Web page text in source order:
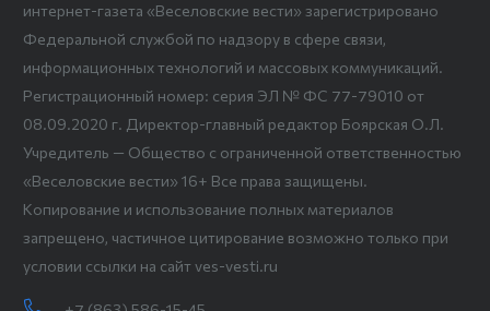
интернет-газета «Веселовские вести» зарегистрировано
Федеральной службой по надзору в сфере связи,
информационных технологий и массовых коммуникаций.
Регистрационный номер: серия ЭЛ № ФС 77-79010 от
08.09.2020 г. Директор-главный редактор Боярская О.Л.
Учредитель — Общество с ограниченной ответственностью
«Веселовские вести» 16+ Все права защищены.
Копирование и использование полных материалов
запрещено, частичное цитирование возможно только при
условии ссылки на сайт ves-vesti.ru